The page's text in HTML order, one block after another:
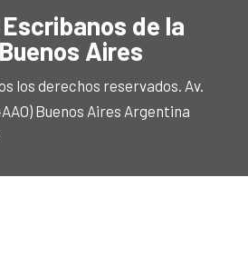
de la
Aires
los derechos reservados. Av.
Buenos Aires Argentina